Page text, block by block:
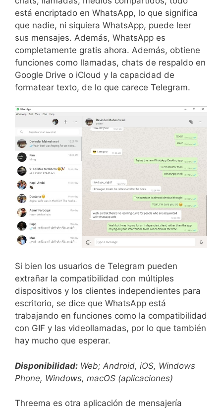
está encriptado en WhatsApp, lo que significa
que nadie, ni siquiera WhatsApp, puede leer
sus mensajes. Además, WhatsApp es
completamente gratis ahora. Además, obtiene
funciones como llamadas, chats de respaldo en
Google Drive o iCloud y la capacidad de
formatear texto, de lo que carece Telegram.
Si bien los usuarios de Telegram pueden
extrañar la compatibilidad con múltiples
dispositivos y los clientes independientes para
escritorio, se dice que WhatsApp está
trabajando en funciones como la compatibilidad
con GIF y las videollamadas, por lo que también
hay mucho que esperar.
Disponibilidad: Web; Android, iOS, Windows
Phone, Windows, macOS (aplicaciones)
Threema es otra aplicación de mensajería